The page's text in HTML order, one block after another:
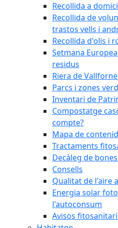
Recollida a
Recollida de
trastos vells i
Recollida d'olis i
Setmana
residus
Riera de
Parcs i zones
Inventari de
Compostatge
compte?
Mapa de
Tractaments
Decàleg de
Consells
Qualitat de l'aire
Energia solar
l'autoconsum
Avisos